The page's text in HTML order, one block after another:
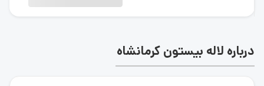
درباره لاله بیستون کرمانشاه